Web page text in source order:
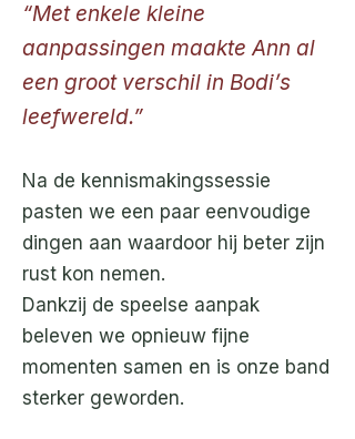
“Met enkele kleine
aanpassingen maakte Ann al
een groot verschil in Bodi’s
leefwereld.”
Na de kennismakingssessie
pasten we een paar eenvoudige
dingen aan waardoor hij beter zijn
rust kon nemen.
Dankzij de speelse aanpak
beleven we opnieuw fijne
momenten samen en is onze band
sterker geworden.